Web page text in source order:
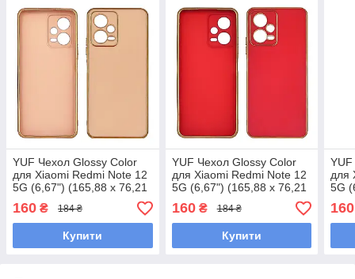
YUF Чехол Glossy Color
для Xiaomi Redmi Note 12
5G (6,67") (165,88 x 76,21
x 7,98 мм) цвет 2 розовый
160 ₴ 184 ₴
Купити
YUF Чехол Glossy Color
для Xiaomi Redmi Note 12
5G (6,67") (165,88 x 76,21
x 7,98 мм) цвет 3
коралловый
160₴ 184 ₴
Купити
для
5G
x
160